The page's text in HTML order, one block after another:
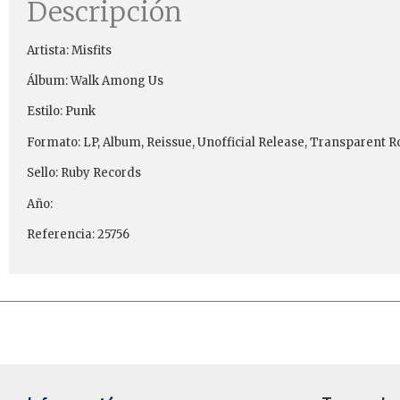
Descripción
Artista: Misfits
Álbum: Walk Among Us
Estilo: Punk
Formato: LP, Album, Reissue, Unofficial Release, Transparent
Sello: Ruby Records
Año:
Referencia: 25756